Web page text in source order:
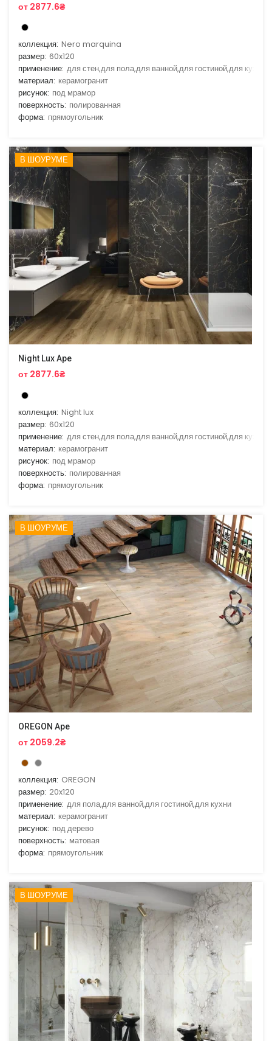
от 2877.6₴
коллекция: Nero marquina
размер: 60x120
применение: для стен,для пола,для ванной,для гостиной,для кухни
материал: керамогранит
рисунок: под мрамор
поверхность: полированная
форма: прямоугольник
В ШОУРУМЕ
Night Lux Ape
от 2877.6₴
коллекция: Night lux
размер: 60x120
применение: для стен,для пола,для ванной,для гостиной,для кухни
материал: керамогранит
рисунок: под мрамор
поверхность: полированная
форма: прямоугольник
В ШОУРУМЕ
OREGON Ape
от 2059.2₴
коллекция: OREGON
размер: 20x120
применение: для пола,для ванной,для гостиной,для кухни
материал: керамогранит
рисунок: под дерево
поверхность: матовая
форма: прямоугольник
В ШОУРУМЕ